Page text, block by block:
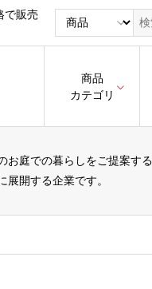
で販売
商品
カテゴリ
お庭での暮らしをご提案す
展開する企業です。